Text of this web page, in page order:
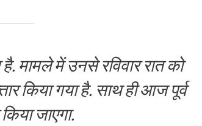
है. मामले में उनसे रविवार रात को
किया गया है. साथ ही आज पूर्व
जाएगा.